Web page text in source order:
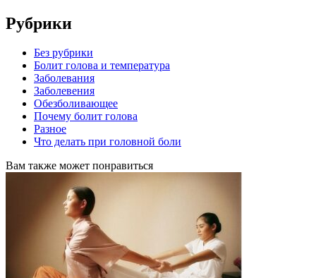
Рубрики
Без рубрики
Болит голова и температура
Заболевания
Заболевения
Обезболивающее
Почему болит голова
Разное
Что делать при головной боли
Вам также может понравиться